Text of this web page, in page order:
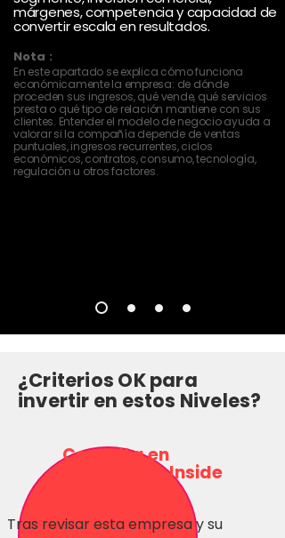
márgenes, competencia y capacidad de
convertir escala en resultados.
Nota :
En este apartado se explica cómo funciona
económicamente la empresa: de dónde
proceden sus ingresos, qué vende, qué servicios
presta o qué tipo de relación mantiene con sus
clientes. Entender el modelo de negocio ayuda a
valorar si la compañía depende de ventas
puntuales, ingresos recurrentes, ciclos
económicos, contratos, consumo, tecnología,
regulación u otros factores.
¿Criterios OK para
invertir en estos Niveles?
Consulta en
Inversionas Inside
Tras revisar esta empresa y su